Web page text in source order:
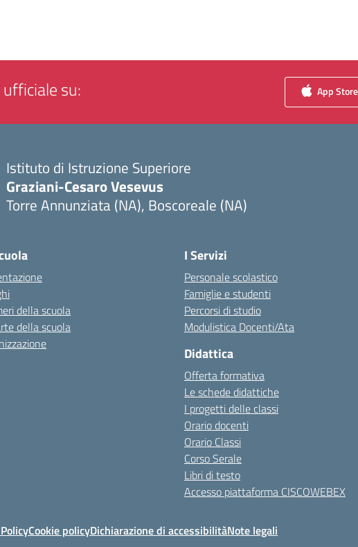
su: App Store
Istituto di Istruzione Superiore
Graziani-Cesaro Vesevus
Torre Annunziata (NA), Boscoreale (NA)
della scuola
della scuola
I Servizi
Personale scolastico
Famiglie e studenti
Percorsi di studio
Modulistica Docenti/Ata
Didattica
Offerta formativa
Le schede didattiche
I progetti delle classi
Orario docenti
Orario Classi
Corso Serale
Libri di testo
Accesso piattaforma CISCOWEBEX
Cookie policyDichiarazione di accessibilitàNote legali